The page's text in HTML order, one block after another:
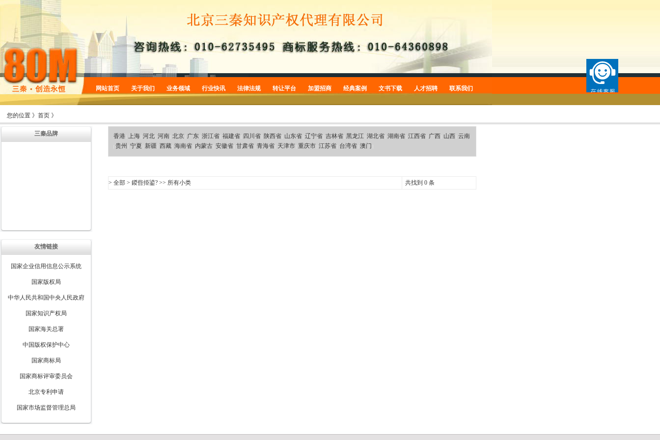
网站首页 关于我们
企业简介
企业文化
增值服务
业务领域
商标服务
版权服务
法律服务
行业快讯 法律法规
商标
版权
常识
转让平台
商标转让
加盟招商
加盟招商
经典案例
商标案例
版权案例
商标公告
文书下载
商标申请
版权登记
人才招聘 联系我们
您的位置 》 首页 》
三秦品牌
友情链接
国家企业信用信息公示系统
国家版权局
中华人民共和国中央人民政府
国家知识产权局
国家海关总署
中国版权保护中心
国家商标局
国家商标评审委员会
北京专利申请
国家市场监督管理总局
香港| 上海| 河北| 河南 北京 广东 浙江省 福建省 四川省 陕西省 山东省 辽宁省 吉林省 黑龙江| 湖北省 湖南省 江西省 广西 山西 云南
贵州 宁夏 新疆 西藏| 海南省 内蒙古 安徽省 甘肃省 青海省 天津市 重庆市 江苏省 台湾省 澳门
> 全部> 鍐呰挋鍙?>> 所有小类 共找到 0 条